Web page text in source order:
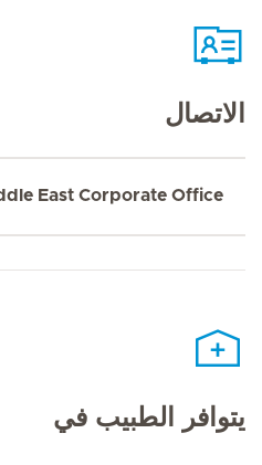
الاتصال
East Corporate Office
يتوافر الطبيب في